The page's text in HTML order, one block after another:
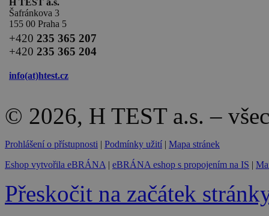
H TEST a.s.
Šafránkova 3
155 00 Praha 5
+420 235 365 207
+420 235 365 204
info(at)htest.cz
© 2026, H TEST a.s. –
Prohlášení o přístupnosti | Podmínky užití | Mapa stránek
Eshop vytvořila eBRÁNA | eBRÁNA eshop s propojením na IS |
Přeskočit na začátek